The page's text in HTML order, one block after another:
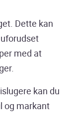
Dette kan
med at
kan du
og markant